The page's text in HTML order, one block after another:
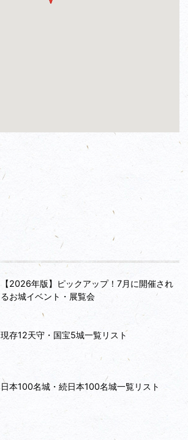
【2026年版】ピックアップ！7月に開催され
るお城イベント・展覧会
現存12天守・国宝5城一覧リスト
日本100名城・続日本100名城一覧リスト